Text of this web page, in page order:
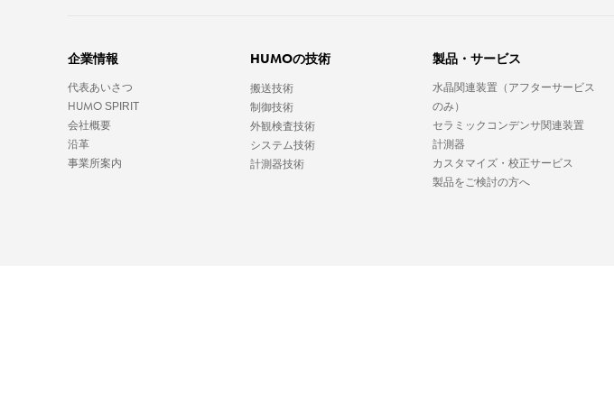
企業情報
代表あいさつ
HUMOSPIRIT
会社概要
沿革
事業所案内
HUMOの技術
搬送技術
制御技術
外観検査技術
システム技術
計測器技術
製品・サービス
水晶関連装置（アフターサービス
のみ）
セラミックコンデンサ関連装置
計測器
カスタマイズ・校正サービス
製品をご検討の方へ